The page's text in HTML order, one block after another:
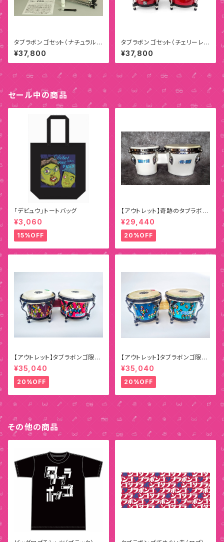
タブラボンゴセット（ナチュラルウ
ッド/チェリーレッド）
¥37,800
タブラボンゴセット（チェリーレッ
ド）
¥37,800
セール中の商品
「デビュウ」トートバッグ
¥3,060
15%OFF
【アウトレット】奇跡のタブラボン
ゴ（ホワイト）
¥29,440
20%OFF
【アウトレット】タブラボンゴ限定
ペインティングモデル D
¥35,040
20%OFF
【アウトレット】タブラボンゴ限定
ペインティングモデル E
¥35,040
20%OFF
その他の商品